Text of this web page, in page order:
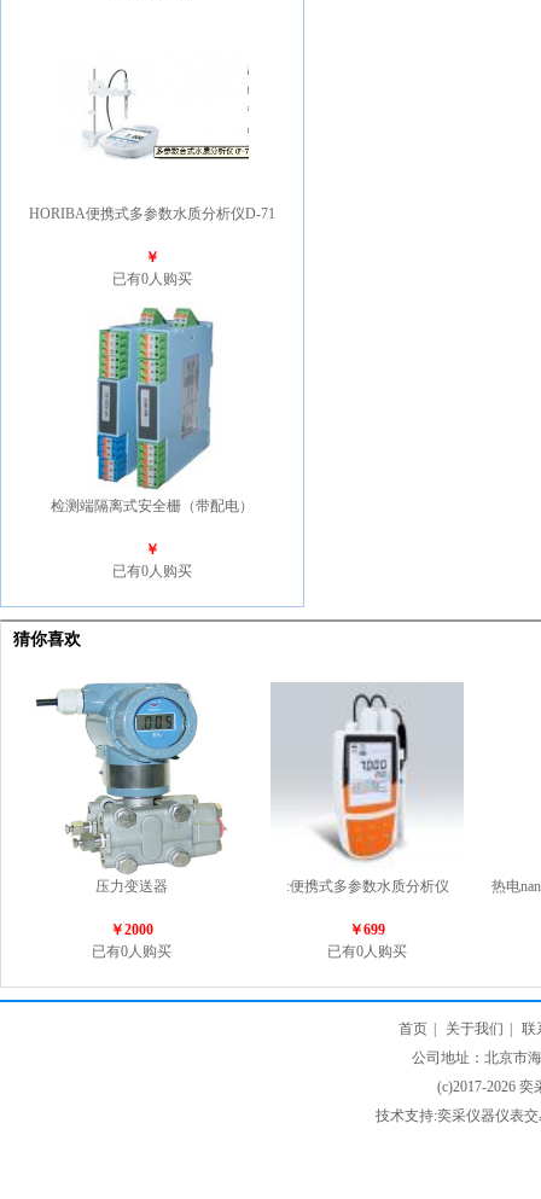
HORIBA便携式多参数水质分析仪D-71
￥
已有0人购买
检测端隔离式安全栅（带配电）
￥
已有0人购买
猜你喜欢
压力变送器
￥2000
已有0人购买
:便携式多参数水质分析仪
￥699
已有0人购买
热电
首页 关于我们
联
公司地址：北京市
(c)2017-2026
技术支持:奕采仪器仪表